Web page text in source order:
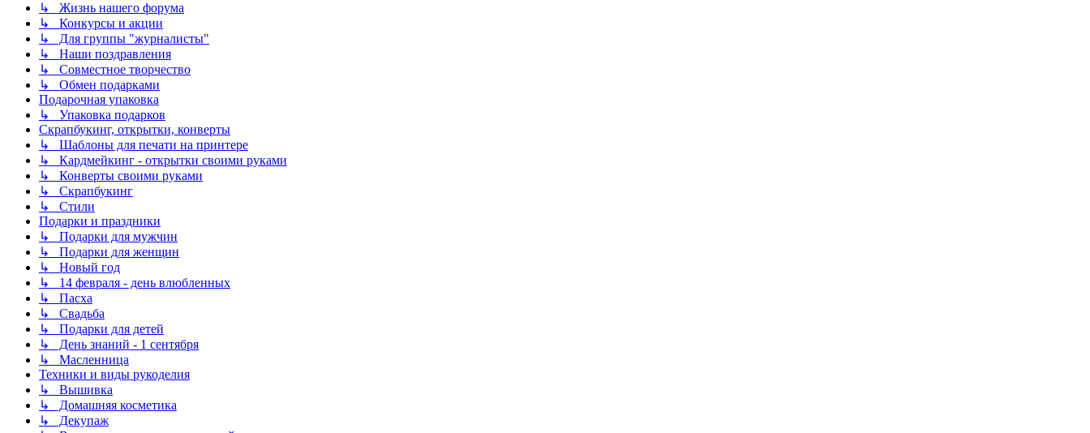
↳ Жизнь нашего форума
↳ Конкурсы и акции
↳ Для группы "журналисты"
↳ Наши поздравления
↳ Совместное творчество
↳ Обмен подарками
Подарочная упаковка
↳ Упаковка подарков
Скрапбукинг, открытки, конверты
↳ Шаблоны для печати на принтере
↳ Кардмейкинг - открытки своими руками
↳ Конверты своими руками
↳ Скрапбукинг
↳ Стили
Подарки и праздники
↳ Подарки для мужчин
↳ Подарки для женщин
↳ Новый год
↳ 14 февраля - день влюбленных
↳ Пасха
↳ Свадьба
↳ Подарки для детей
↳ День знаний - 1 сентября
↳ Масленница
Техники и виды рукоделия
↳ Вышивка
↳ Домашняя косметика
↳ Декупаж